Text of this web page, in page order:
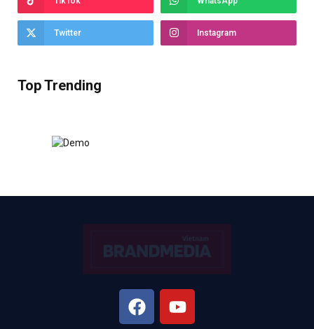
Twitter Instagram
Top Trending